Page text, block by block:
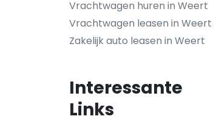
Vrachtwagen huren in Weert
Vrachtwagen leasen in Weert
Zakelijk auto leasen in Weert
Interessante
Links